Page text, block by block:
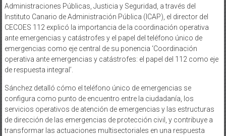
Administraciones Públicas, Justicia y Seguridad, a través del
Instituto Canario de Administración Pública (ICAP), el director del
CECOES 112 explicó la importancia de la coordinación operativa
ante emergencias y catástrofes y el papel del teléfono único de
emergencias como eje central de su ponencia ‘Coordinación
operativa ante emergencias y catástrofes: el papel del 112 como eje
de respuesta integral’.
Sánchez detalló cómo el teléfono único de emergencias se
configura como punto de encuentro entre la ciudadanía, los
servicios operativos de atención de emergencias y las estructuras
de dirección de las emergencias de protección civil, y contribuye a
transformar las actuaciones multisectoriales en una respuesta